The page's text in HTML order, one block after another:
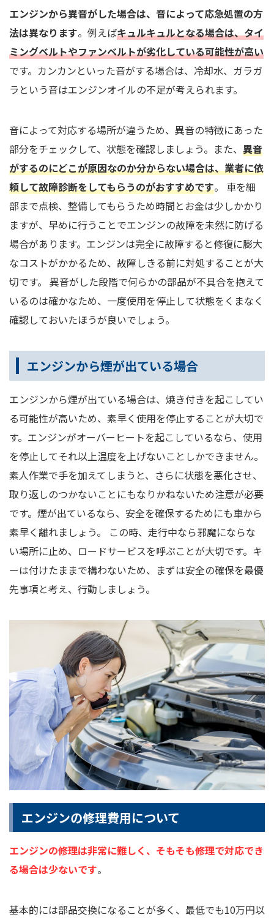
エンジンから異音がした場合は、音によって応急処置の方
法は異なります。例えばキュルキュルとなる場合は、タイ
ミングベルトやファンベルトが劣化している可能性が高い
です。カンカンといった音がする場合は、冷却水、ガラガ
ラという音はエンジンオイルの不足が考えられます。
音によって対応する場所が違うため、異音の特徴にあった
部分をチェックして、状態を確認しましょう。また、 異音
がするのにどこが原因なのか分からない場合は、業者に依
頼して故障診断をしてもらうのがおすすめです。 車を細
部まで点検、整備してもらうため時間とお金は少しかかり
ますが、早めに行うことでエンジンの故障を未然に防げる
場合があります。エンジンは完全に故障すると修復に膨大
なコストがかかるため、故障しきる前に対処することが大
切です。 異音がした段階で何らかの部品が不具合を抱えて
いるのは確かなため、一度使用を停止して状態をくまなく
確認しておいたほうが良いでしょう。
エンジンから煙が出ている場合
エンジンから煙が出ている場合は、焼き付きを起こしてい
る可能性が高いため、素早く使用を停止することが大切で
す。エンジンがオーバーヒートを起こしているなら、使用
を停止してそれ以上温度を上げないことしかできません。
素人作業で手を加えてしまうと、さらに状態を悪化させ、
取り返しのつかないことにもなりかねないため注意が必要
です。煙が出ているなら、安全を確保するためにも車から
素早く離れましょう。 この時、走行中なら邪魔にならな
い場所に止め、ロードサービスを呼ぶことが大切です。キ
ーは付けたままで構わないため、まずは安全の確保を最優
先事項と考え、行動しましょう。
エンジンの修理費用について
エンジンの修理は非常に難しく、そもそも修理で対応でき
る場合は少ないです。
基本的には部品交換になることが多く、最低でも10万円以